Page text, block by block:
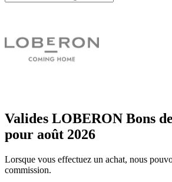
Valides LOBERON Bons
pour août 2026
Lorsque vous effectuez un achat, nous
commission.